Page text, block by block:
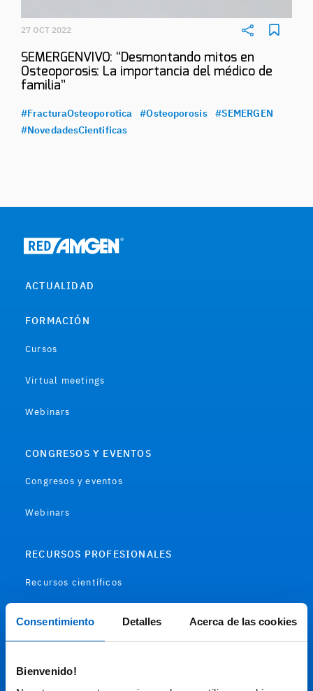
Consentimiento Detalles Acerca de las cookies
Bienvenido!
27 OCT 2022
SEMERGENVIVO: “Desmontando mitos en
Osteoporosis: La importancia del médico de
familia”
#FracturaOsteoporotica #Osteoporosis
#SEMERGEN
#NovedadesCientificas
ACTUALIDAD
FORMACIÓN
Cursos
Virtual meetings
Webinars
CONGRESOS Y EVENTOS
Congresos y eventos
Webinars
RECURSOS PROFESIONALES
Recursos científicos
Audiovisual
Espacio de Información Médica